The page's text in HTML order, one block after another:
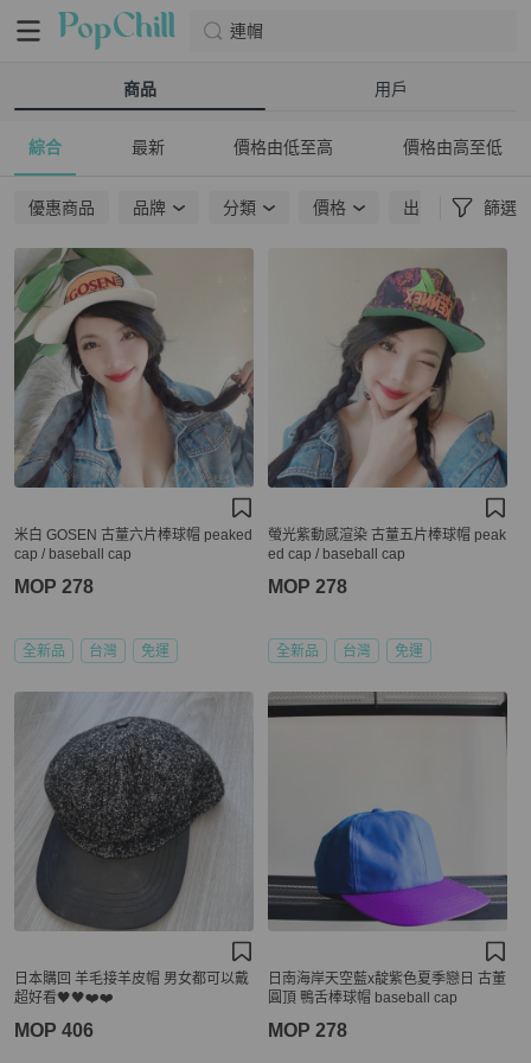
連帽
商品 用戶
綜合 最新 價格由低至高 價格由高至低
優惠商品 品牌 分類 價格 出貨地點 篩選
米白 GOSEN 古蕫六片棒球帽 peaked
cap / baseball cap
MOP 278
全新品 台灣 免運
螢光紫動感渲染 古蕫五片棒球帽 peak
ed cap / baseball cap
MOP 278
全新品 台灣 免運
日本購回 羊毛接羊皮帽 男女都可以戴
超好看🖤🖤❤️❤️
MOP 406
日南海岸天空藍x靛紫色夏季戀日 古董
圓頂 鴨舌棒球帽 baseball cap
MOP 278